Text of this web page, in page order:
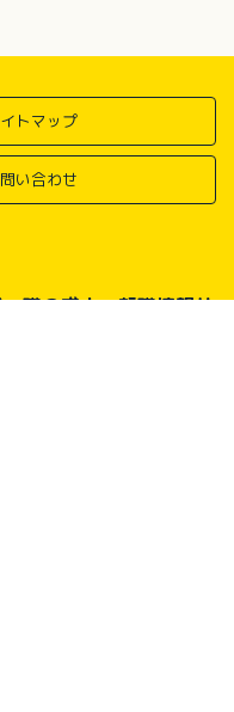
トマップ
い合わせ
職の求人・転職情報サ